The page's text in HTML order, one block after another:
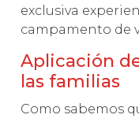
exclusiva
campamento de
Aplicación
las familias
Como sabemos